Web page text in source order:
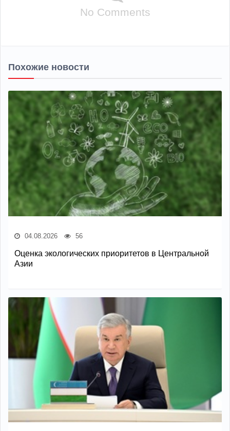
No Comments
Похожие новости
04.08.2026 56
Оценка экологических приоритетов в Центральной
Азии